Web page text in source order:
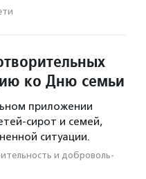
ко Дню семьи
приложении
сирот и семей,
ситуации.
и доброволь­